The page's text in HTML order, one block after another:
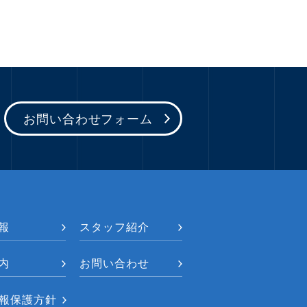
お問い合わせフォーム
スタッフ紹介
お問い合わせ
保護方針